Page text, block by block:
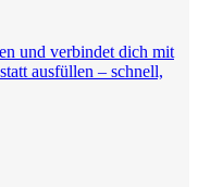
und verbindet dich mit
ausfüllen – schnell,